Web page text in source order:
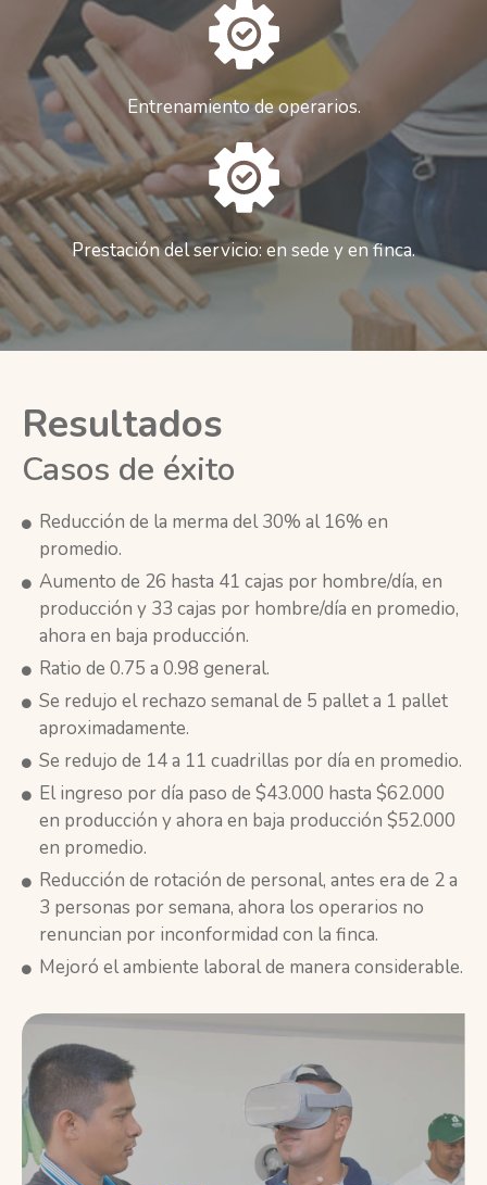
Entrenamiento de operarios.
Prestación del servicio: en sede y en finca.
Resultados
Casos de éxito
Reducción de la merma del 30% al 16% en
promedio.
Aumento de 26 hasta 41 cajas por hombre/día, en
producción y 33 cajas por hombre/día en promedio,
ahora en baja producción.
Ratio de 0.75 a 0.98 general.
Se redujo el rechazo semanal de 5 pallet a 1 pallet
aproximadamente.
Se redujo de 14 a 11 cuadrillas por día en promedio.
El ingreso por día paso de $43.000 hasta $62.000
en producción y ahora en baja producción $52.000
en promedio.
Reducción de rotación de personal, antes era de 2 a
3 personas por semana, ahora los operarios no
renuncian por inconformidad con la finca.
Mejoró el ambiente laboral de manera considerable.